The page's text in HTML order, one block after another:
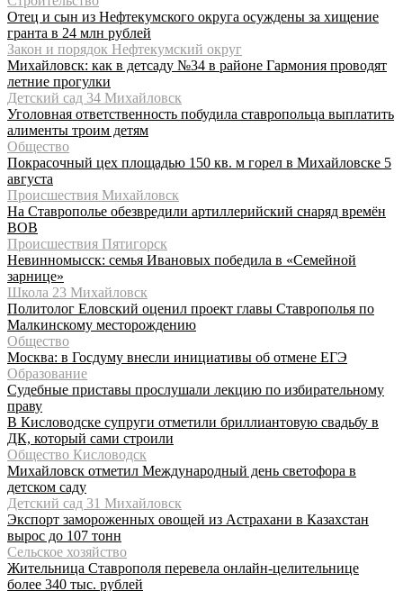
Отец и сын из Нефтекумского округа осуждены за хищение
гранта в 24 млн рублей
Закон и порядок Нефтекумский округ
Михайловск: как в детсаду №34 в районе Гармония проводят
летние прогулки
Детский сад 34 Михайловск
Уголовная ответственность побудила ставропольца выплатить
алименты троим детям
Общество
Покрасочный цех площадью 150 кв. м горел в Михайловске 5
августа
Происшествия Михайловск
На Ставрополье обезвредили артиллерийский снаряд времён
ВОВ
Происшествия Пятигорск
Невинномысск: семья Ивановых победила в «Семейной
зарнице»
Школа 23 Михайловск
Политолог Еловский оценил проект главы Ставрополья по
Малкинскому месторождению
Общество
Москва: в Госдуму внесли инициативы об отмене ЕГЭ
Образование
Судебные приставы прослушали лекцию по избирательному
праву
В Кисловодске супруги отметили бриллиантовую свадьбу в
ДК, который сами строили
Общество Кисловодск
Михайловск отметил Международный день светофора в
детском саду
Детский сад 31 Михайловск
Экспорт замороженных овощей из Астрахани в Казахстан
вырос до 107 тонн
Сельское хозяйство
Жительница Ставрополя перевела онлайн-целительнице
более 340 тыс. рублей